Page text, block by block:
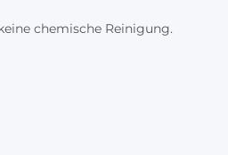
chemische Reinigung.